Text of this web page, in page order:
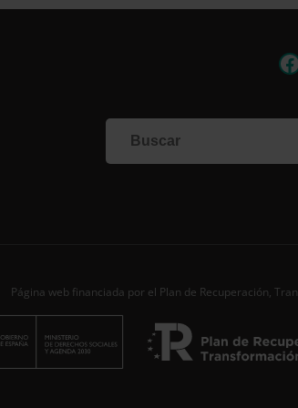
Suscríbete
Página web financiada por el Plan de Recuperación,